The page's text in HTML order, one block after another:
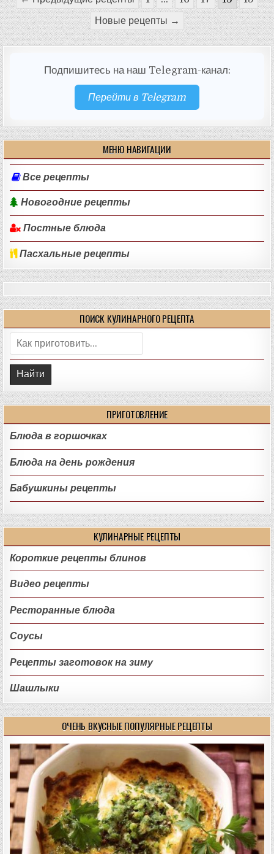
записей
Новые рецепты →
Подпишитесь на наш Telegram-канал:
Перейти в Telegram
МЕНЮ НАВИГАЦИИ
Все рецепты
Новогодние рецепты
Постные блюда
Пасхальные рецепты
ПОИСК КУЛИНАРНОГО РЕЦЕПТА
Поиск:
ПРИГОТОВЛЕНИЕ
Блюда в горшочках
Блюда на день рождения
Бабушкины рецепты
КУЛИНАРНЫЕ РЕЦЕПТЫ
Короткие рецепты блинов
Видео рецепты
Ресторанные блюда
Соусы
Рецепты заготовок на зиму
Шашлыки
ОЧЕНЬ ВКУСНЫЕ ПОПУЛЯРНЫЕ РЕЦЕПТЫ